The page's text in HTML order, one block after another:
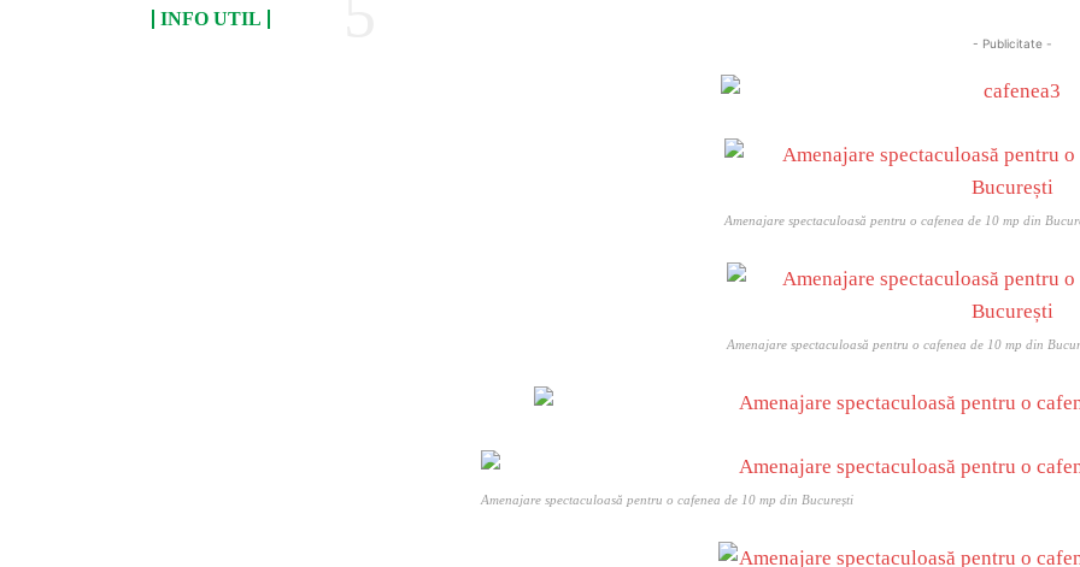
INFO UTIL
- Publicitate -
Amenajare spectaculoasă pentru o cafenea de 10 mp din
Amenajare spectaculoasă pentru o cafenea de 10 mp din
Amenajare spectaculoasă pentru o cafenea de 10 mp din București